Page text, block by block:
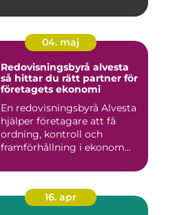
04. maj
Redovisningsbyrå alvesta
så hittar du rätt partner för
företagets ekonomi
En redovisningsbyrå Alvesta
hjälper företagare att få
ordning, kontroll och
framförhållning i ekonom...
16. apr